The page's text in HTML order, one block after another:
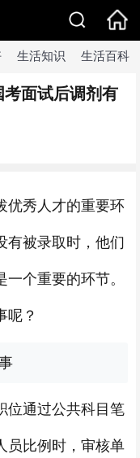
生活知识 生活百科
考面试后调剂有
优秀人才的重要环
有被录取时，他们
个重要的环节。
呢？
位通过公共科目笔
员比例时，审核单